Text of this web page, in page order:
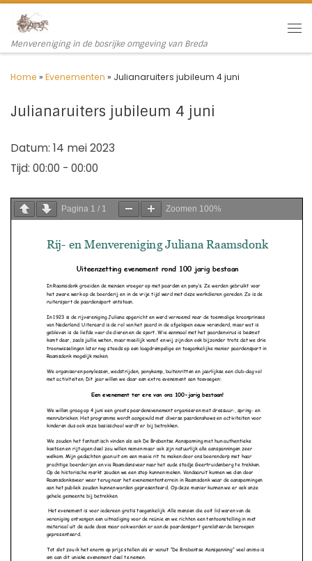
Ga naar inhoud
Menvereniging in de bosrijke omgeving van Breda
Home » Evenementen » Julianaruiters jubileum 4 juni
Julianaruiters jubileum 4 juni
Datum: 14 mei 2023
Tijd: 00:00 - 00:00
Pagina 1 / 1 Zoomen 100%